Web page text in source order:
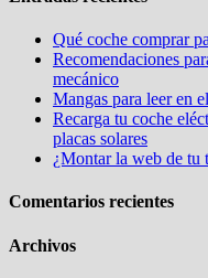
Qué coche comprar
Recomendaciones
mecánico
Mangas para leer en
Recarga tu coche
placas solares
¿Montar la web de tu
Comentarios recientes
Archivos